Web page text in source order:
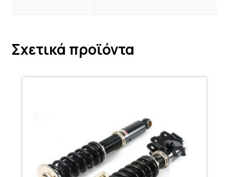
Σχετικά προϊόντα